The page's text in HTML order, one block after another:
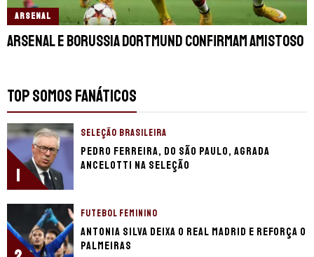
ARSENAL
Arsenal e Borussia Dortmund confirmam amistoso
TOP SOMOS FANÁTICOS
1
SELEÇÃO BRASILEIRA
Pedro Ferreira, do São Paulo, agrada
Ancelotti na seleção
FUTEBOL FEMININO
Antonia Silva deixa o Real Madrid e reforça o
Palmeiras